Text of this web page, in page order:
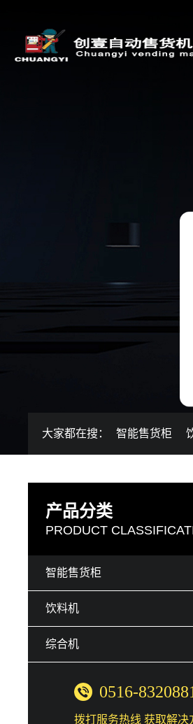
大家都在搜： 智能售货柜
产品分类
PRODUCT
智能售货柜
饮料机
综合机
0516-
拨打服务热线 获取解决